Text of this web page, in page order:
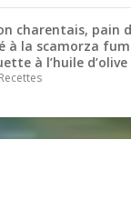
charentais, pain
à la scamorza
à l’huile d’olive